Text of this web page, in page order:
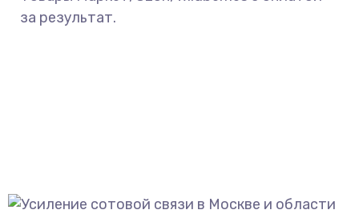
за результат.